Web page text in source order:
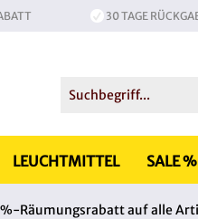
30 TAGE
LEUCHTMITTEL SALE %
Räumungsrabatt auf alle